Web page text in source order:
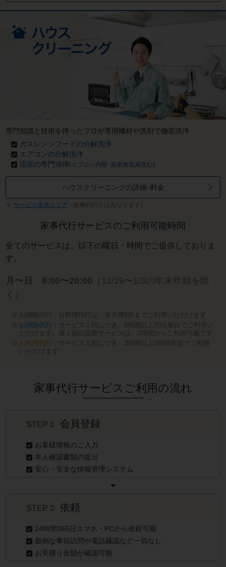
専門知識と技術を持ったプロが専用機材や洗剤で徹底洗浄
ガスレンジフードの分解洗浄
エアコンの分解洗浄
浴室の専門清掃(エプロン内部･浴室換気扇含む)
ハウスクリーニングの詳細･料金
サービス提供エリア （家事代行とは異なります）
家事代行サービスのご利用可能時間
全てのサービスは、以下の曜日・時間でご提供しておりま
す。
月〜日 9:00〜20:00 （12/29〜1/3の年末年始を除
く）
お掃除代行・お料理代行は、最大4時間までご利用いただけます
お掃除代行 ：サービス１回につき、2時間以上30分単位でご利用い
ただけます。週１回の定期サービスは、1時間からご利用可能です
お料理代行 ：サービス１回につき、3時間以上1時間単位でご利用
いただけます
家事代行サービスご利用の流れ
STEP１ 会員登録
お客様情報のご入力
本人確認書類の提出
安心・安全な情報管理システム
STEP２依頼
24時間365日スマホ・PCから依頼可能
面倒な事前訪問や電話確認など一切なし
お見積り金額が確認可能